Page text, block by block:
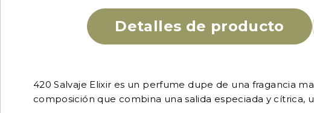
Detalles de producto
420 Salvaje Elixir es un perfume dupe de una fragancia
composición que combina una salida especiada y